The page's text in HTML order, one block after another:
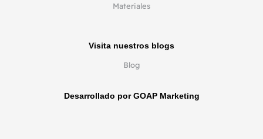
Materiales
Desarrollado por GOAP Marketing
Visita nuestros blogs
Blog